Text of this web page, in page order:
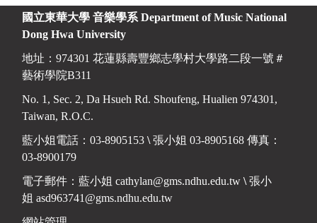
國立東華大學 音樂學系 Department of Music National
Dong Hwa University
地址：974301 花蓮縣壽豐鄉志學村大學路二段一號＃
藝術學院B311
No. 1, Sec. 2, Da Hsueh Rd. Shoufeng, Hualien 974301,
Taiwan, R.O.C.
藍小姐電話：03-8905153 \ 張小姐 03-8905168 傳真：
03-8900179
電子郵件：藍小姐 cathylan@gms.ndhu.edu.tw \ 張小
姐 asd963741@gms.ndhu.edu.tw